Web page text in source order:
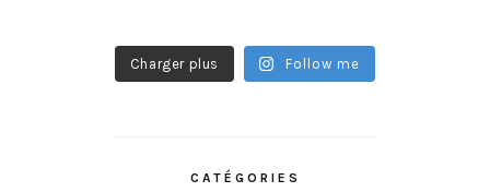
Charger plus Follow me
CATÉGORIES